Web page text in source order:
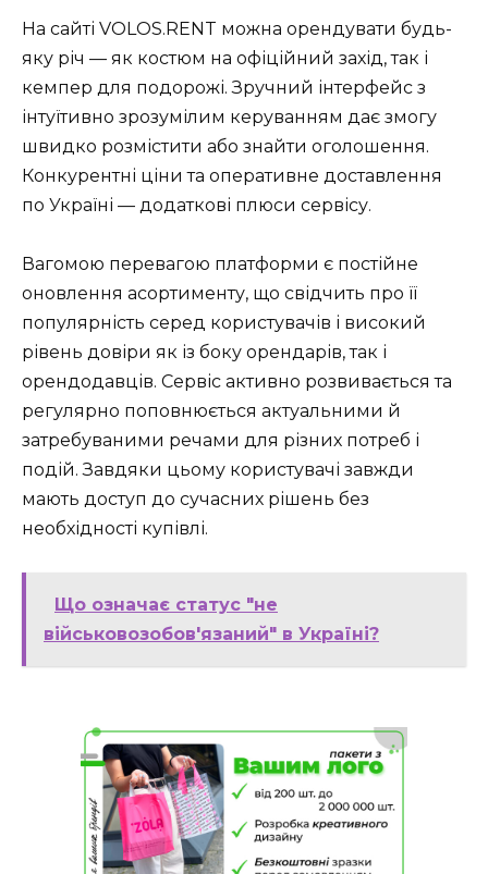
На сайті VOLOS.RENT можна орендувати будь-
яку річ — як костюм на офіційний захід, так і
кемпер для подорожі. Зручний інтерфейс з
інтуїтивно зрозумілим керуванням дає змогу
швидко розмістити або знайти оголошення.
Конкурентні ціни та оперативне доставлення
по Україні — додаткові плюси сервісу.
Вагомою перевагою платформи є постійне
оновлення асортименту, що свідчить про її
популярність серед користувачів і високий
рівень довіри як із боку орендарів, так і
орендодавців. Сервіс активно розвивається та
регулярно поповнюється актуальними й
затребуваними речами для різних потреб і
подій. Завдяки цьому користувачі завжди
мають доступ до сучасних рішень без
необхідності купівлі.
Що означає статус "не
військовозобов'язаний" в Україні?